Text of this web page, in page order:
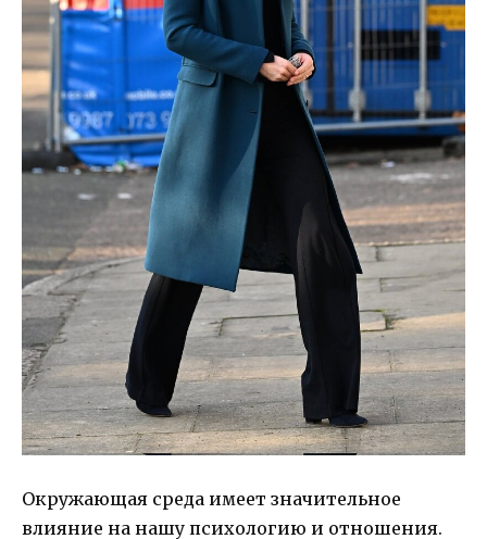
Окружающая среда имеет значительное
влияние на нашу психологию и отношения.